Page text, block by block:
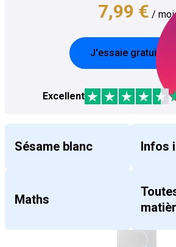
7,99 € /
J'essaie
Excellent
Sésame blanc Infos
Maths